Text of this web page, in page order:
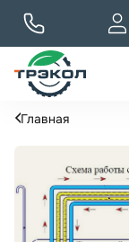
Главная